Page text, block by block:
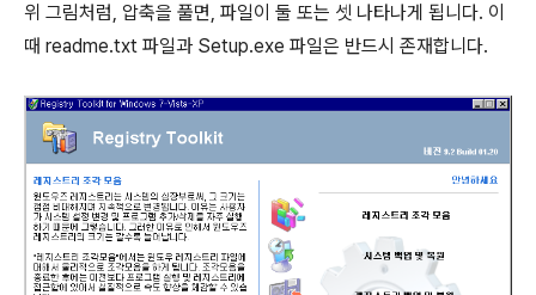
위 그림처럼, 압축을 풀면, 파일이 둘 또는 셋 나타나게 됩니다. 이
때 readme.txt 파일과 Setup.exe 파일은 반드시 존재합니다.